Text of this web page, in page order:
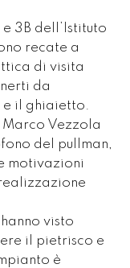
e 3B dell’Istituto
recate a
di visita
da
e il ghiaietto.
Vezzola
del pullman,
motivazioni
visto
il pietrisco e
è